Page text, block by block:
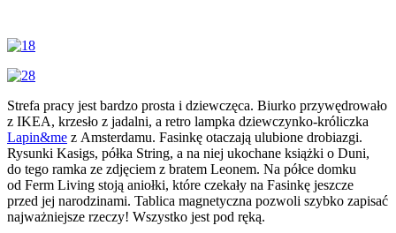
Strefa pracy jest bardzo prosta i dziewczęca. Biurko przywędrowało
z IKEA, krzesło z jadalni, a retro lampka dziewczynko-króliczka
Lapin&me z Amsterdamu. Fasinkę otaczają ulubione drobiazgi.
Rysunki Kasigs, półka String, a na niej ukochane książki o Duni,
do tego ramka ze zdjęciem z bratem Leonem. Na półce domku
od Ferm Living stoją aniołki, które czekały na Fasinkę jeszcze
przed jej narodzinami. Tablica magnetyczna pozwoli szybko zapisać
najważniejsze rzeczy! Wszystko jest pod ręką.